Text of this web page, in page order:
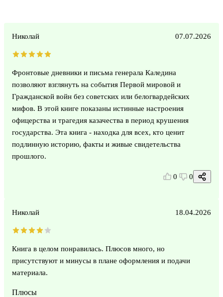
Николай 07.07.2026
Фронтовые дневники и письма генерала Каледина
позволяют взглянуть на события Первой мировой и
Гражданской войн без советских или белогвардейских
мифов. В этой книге показаны истинные настроения
офицерства и трагедия казачества в период крушения
государства. Эта книга - находка для всех, кто ценит
подлинную историю, факты и живые свидетельства
прошлого.
0 0
Николай 18.04.2026
Книга в целом понравилась. Плюсов много, но
присутствуют и минусы в плане оформления и подачи
материала.
Плюсы